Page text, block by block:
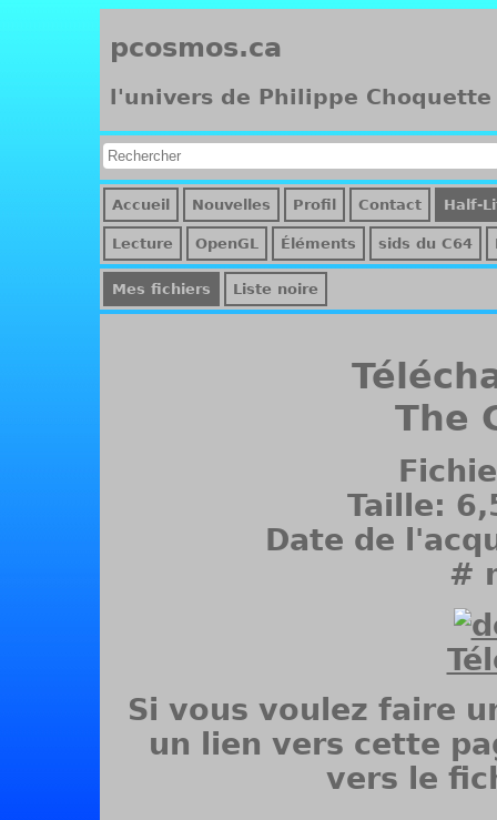
pcosmos.ca
l'univers de Philippe Choquette
Accueil Nouvelles Profil Contact Half-
Lecture OpenGL Éléments sids du C64
Mes fichiers Liste noire
The
Taille:
Date de
#
Si vous voulez faire
un lien vers cette
vers le